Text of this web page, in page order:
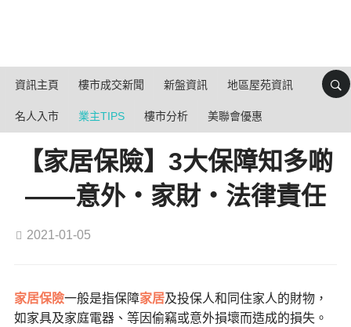
資訊主頁 樓市成交新聞 新盤資訊 地區屋苑資訊
名人入市 業主TIPS 樓市分析 美聯會優惠
【家居保險】3大保障知多啲
——意外‧家財‧法律責任
2021-01-05
家居保險一般是指保障家居及投保人和同住家人的財物，
如家具及家庭電器、等因偷竊或意外損壞而造成的損失。